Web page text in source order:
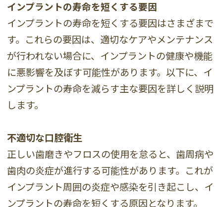
インプラントの寿命を短くする要因
インプラントの寿命を短くする要因はさまざまで
す。これらの要因は、適切なケアやメンテナンス
が行われない場合に、インプラントの健康や機能
に悪影響を及ぼす可能性があります。以下に、イ
ンプラントの寿命を減らす主な要因を詳しく説明
します。
不適切な口腔衛生
正しい歯磨きやフロスの使用を怠ると、歯周病や
歯肉の炎症が進行する可能性があります。これが
インプラント周囲の炎症や感染を引き起こし、イ
ンプラントの寿命を短くする原因となります。